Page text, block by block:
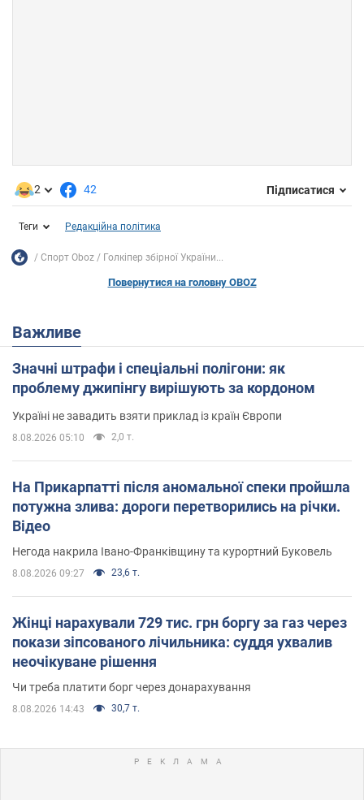
2 42 Підписатися
Теги Редакційна політика
Спорт Oboz Голкіпер збірної України...
Повернутися на головну OBOZ
Важливе
Значні штрафи і спеціальні полігони: як
проблему джипінгу вирішують за кордоном
Україні не завадить взяти приклад із країн Європи
8.08.2026 05:10 2,0 т.
На Прикарпатті після аномальної спеки пройшла
потужна злива: дороги перетворились на річки.
Відео
Негода накрила Івано-Франківщину та курортний Буковель
8.08.2026 09:27 23,6 т.
Жінці нарахували 729 тис. грн боргу за газ через
покази зіпсованого лічильника: суддя ухвалив
неочікуване рішення
Чи треба платити борг через донарахування
8.08.2026 14:43 30,7 т.